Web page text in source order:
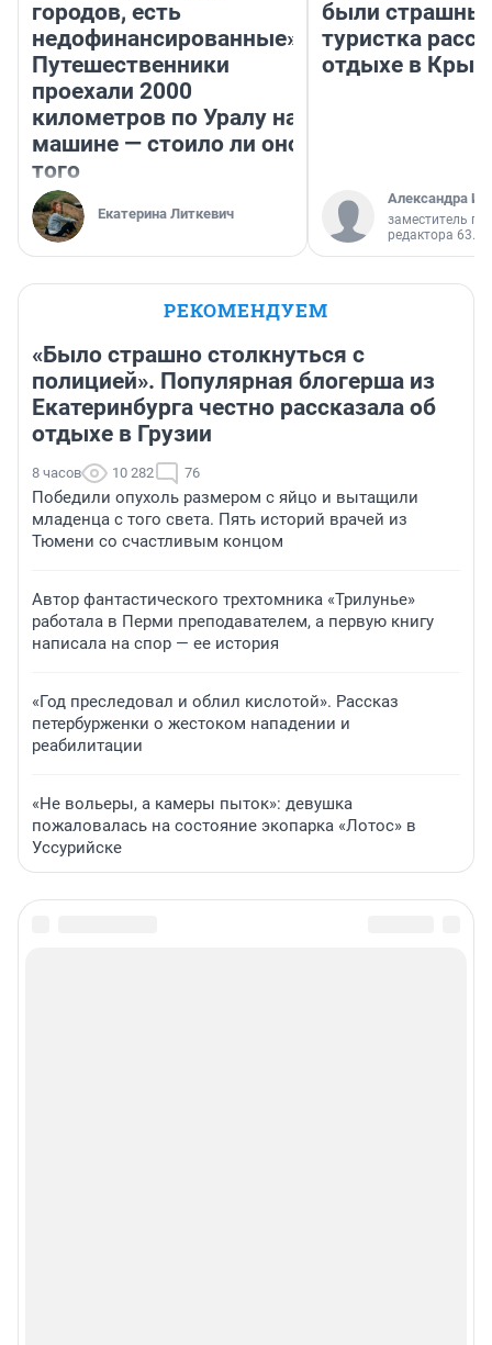
городов, есть
недофинансированные».
Путешественники
проехали 2000
километров по Уралу на
машине — стоило ли оно
того
Екатерина Литкевич
были
туристка
отдыхе в
Александра
заместитель
редактора 63.RU
РЕКОМЕНДУЕМ
«Было страшно столкнуться с
полицией». Популярная блогерша из
Екатеринбурга честно рассказала об
отдыхе в Грузии
8 часов 10 282 76
Победили опухоль размером с яйцо и вытащили
младенца с того света. Пять историй врачей из
Тюмени со счастливым концом
Автор фантастического трехтомника «Трилунье»
работала в Перми преподавателем, а первую книгу
написала на спор — ее история
«Год преследовал и облил кислотой». Рассказ
петербурженки о жестоком нападении и
реабилитации
«Не вольеры, а камеры пыток»: девушка
пожаловалась на состояние экопарка «Лотос» в
Уссурийске